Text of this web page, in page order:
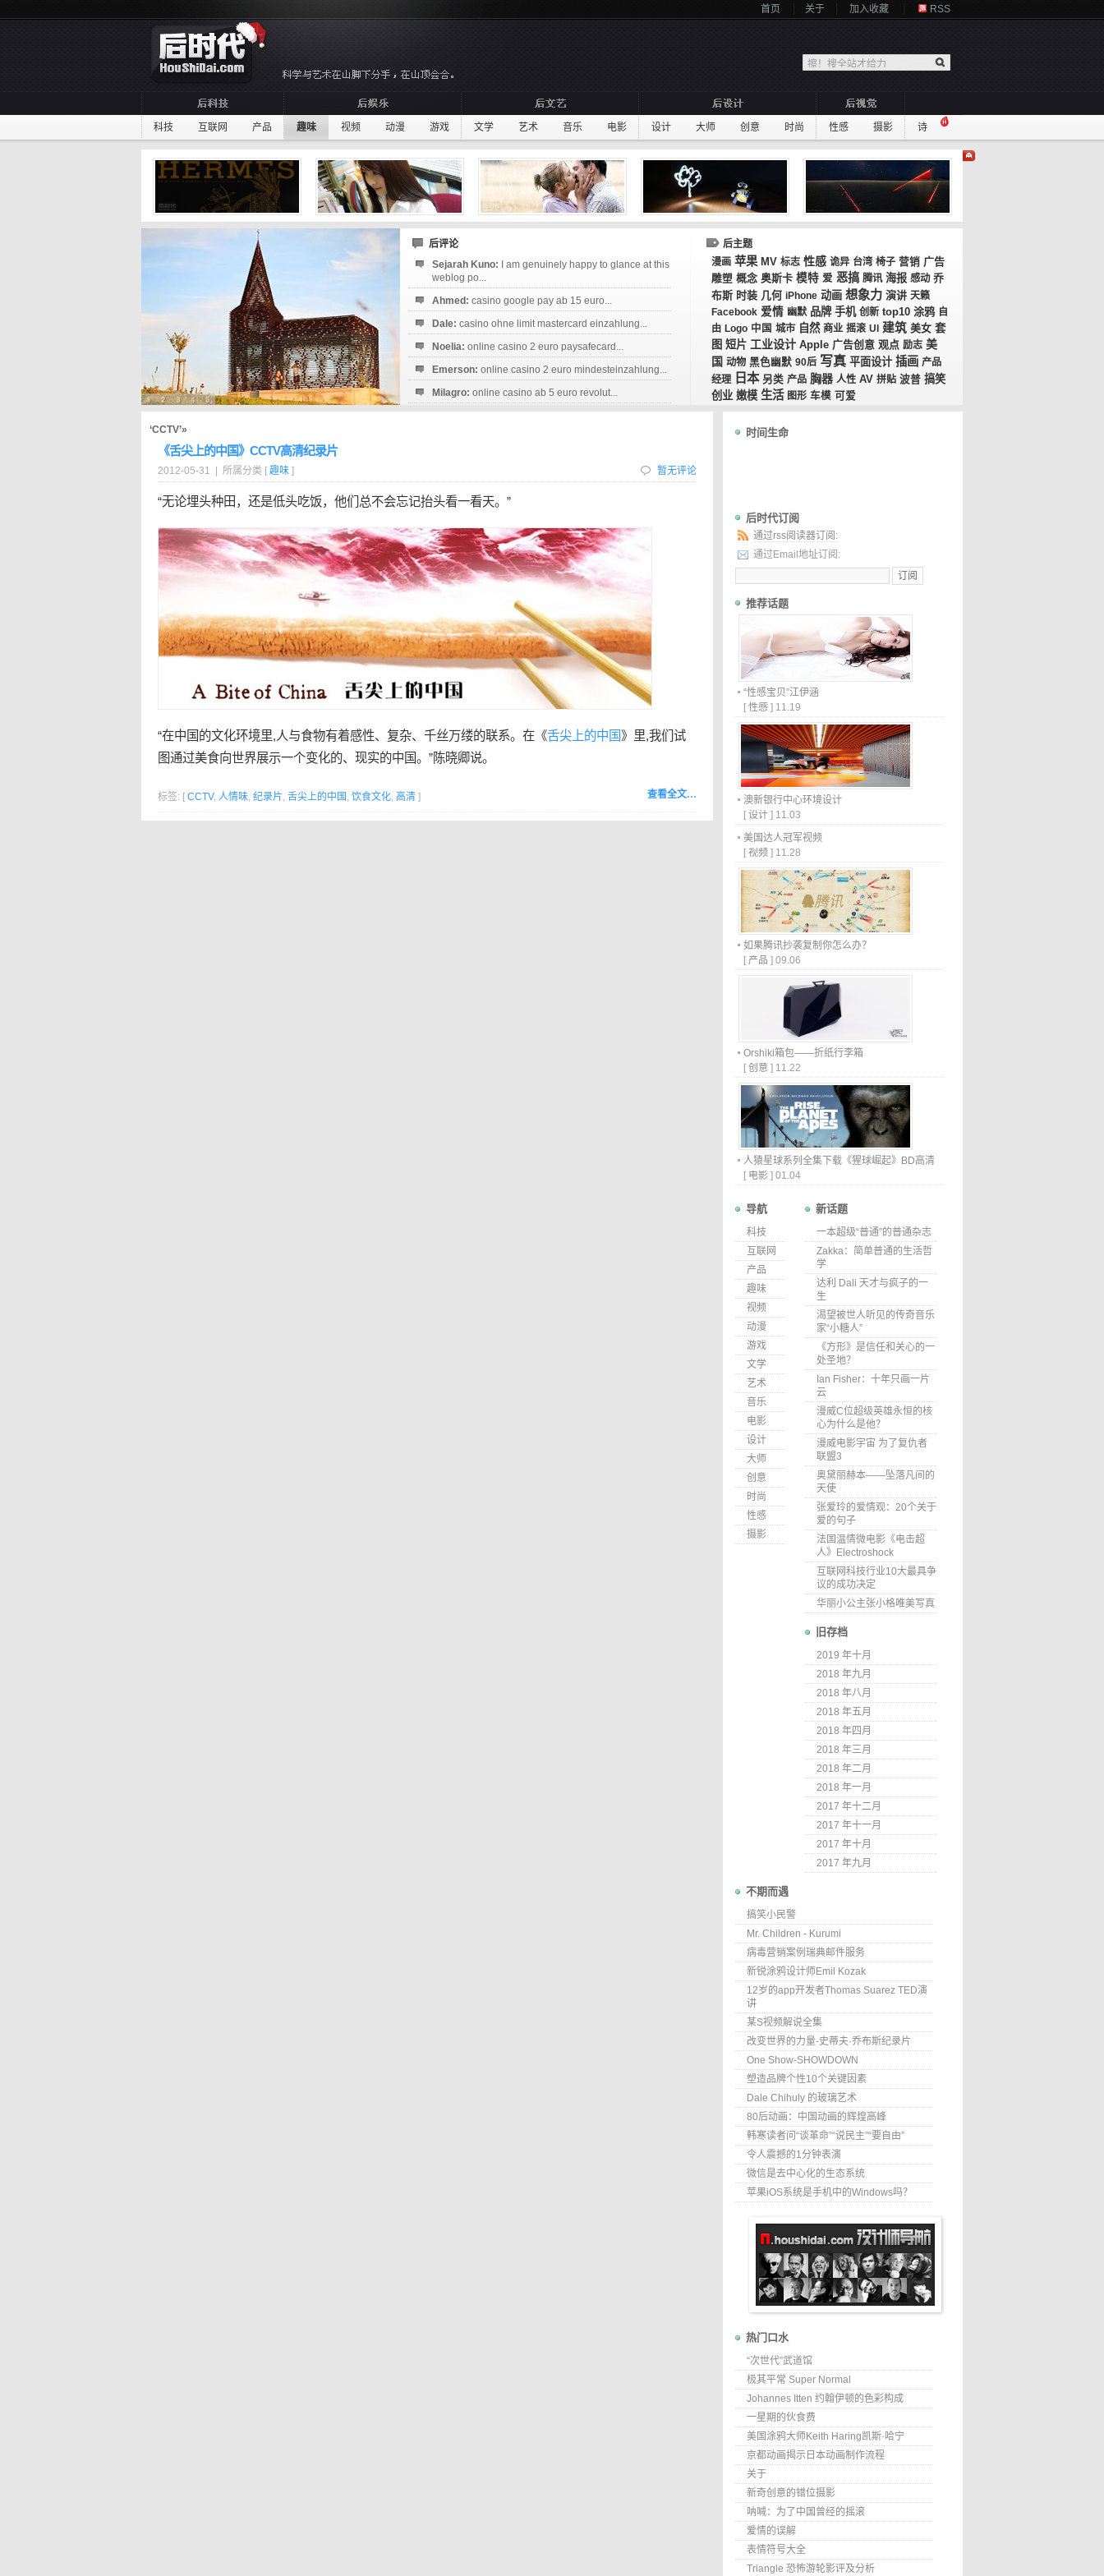
首页 关于 加入收藏 RSS
科技 互联网 产品 趣味 视频 动漫 游戏 文学 艺术 音乐 电影 设计 大师 创意 时尚 性感 摄影 诗
后评论
Sejarah Kuno:
I am genuinely happy to glance at this
weblog po...
Ahmed: casino google pay ab 15 euro...
Dale: casino ohne limit mastercard einzahlung...
Noelia: online casino 2 euro paysafecard...
Emerson: online casino 2 euro mindesteinzahlung...
Milagro: online casino ab 5 euro revolut...
后主题
漫画 苹果 MV 标志 性感 诡异 台湾 椅子 营销 广告
雕塑 概念 奥斯卡 模特 爱 恶搞 腾讯 海报 感动 乔
布斯 时装 几何 iPhone 动画 想象力 演讲 天籁
Facebook 爱情 幽默 品牌 手机 创新 top10 涂鸦 自
由 Logo 中国 城市 自然 商业 摇滚 UI 建筑 美女 套
图 短片 工业设计 Apple 广告创意 观点 励志 美
国 动物 黑色幽默 90后 写真 平面设计 插画 产品
经理 日本 另类 产品 胸器 人性 AV 拼贴 波普 搞笑
创业 嫩模 生活 图形 车模 可爱
‘CCTV’»
《舌尖上的中国》CCTV高清纪录片
2012-05-31 | 所属分类 [ 趣味 ] 暂无评论
“无论埋头种田，还是低头吃饭，他们总不会忘记抬头看一看天。”
“在中国的文化环境里,人与食物有着感性、复杂、千丝万缕的联系。在《舌尖上的中国 》里,我们试
图通过美食向世界展示一个变化的、现实的中国。”陈晓卿说。
查看全文…
标签: [ CCTV, 人情味, 纪录片, 舌尖上的中国 , 饮食文化, 高清 ]
时间生命
后时代订阅
通过rss阅读器订阅:
通过Email地址订阅:
推荐话题
“性感宝贝”江伊涵
[ 性感 ] 11.19
澳新银行中心环境设计
[ 设计 ] 11.03
美国达人冠军视频
[ 视频 ] 11.28
如果腾讯抄袭复制你怎么办？
[ 产品 ] 09.06
Orshiki箱包——折纸行李箱
[ 创意 ] 11.22
人猿星球系列全集下载《猩球崛起》BD高清
[ 电影 ] 01.04
导航
科技
互联网
产品
趣味
视频
动漫
游戏
文学
艺术
音乐
电影
设计
大师
创意
时尚
性感
摄影
新话题
一本超级“普通”的普通杂志
Zakka：简单普通的生活哲
学
达利 Dali 天才与疯子的一
生
渴望被世人听见的传奇音乐
家“小糖人”
《方形》是信任和关心的一
处圣地？
Ian Fisher：十年只画一片
云
漫威C位超级英雄永恒的核
心为什么是他？
漫威电影宇宙 为了复仇者
联盟3
奥黛丽赫本——坠落凡间的
天使
张爱玲的爱情观：20个关于
爱的句子
法国温情微电影《电击超
人》Electroshock
互联网科技行业10大最具争
议的成功决定
华丽小公主张小格唯美写真
旧存档
2019 年十月
2018 年九月
2018 年八月
2018 年五月
2018 年四月
2018 年三月
2018 年二月
2018 年一月
2017 年十二月
2017 年十一月
2017 年十月
2017 年九月
不期而遇
搞笑小民警
Mr. Children - Kurumi
病毒营销案例瑞典邮件服务
新锐涂鸦设计师Emil Kozak
12岁的app开发者Thomas Suarez TED演
讲
某S视频解说全集
改变世界的力量-史蒂夫·乔布斯纪录片
One Show-SHOWDOWN
塑造品牌个性10个关键因素
Dale Chihuly 的玻璃艺术
80后动画：中国动画的辉煌高峰
韩寒读者问“谈革命”“说民主”“要自由”
令人震撼的1分钟表演
微信是去中心化的生态系统
苹果iOS系统是手机中的Windows吗？
热门口水
“次世代”武道馆
极其平常 Super Normal
Johannes Itten 约翰伊顿的色彩构成
一星期的伙食费
美国涂鸦大师Keith Haring凯斯·哈宁
京都动画揭示日本动画制作流程
关于
新奇创意的错位摄影
呐喊：为了中国曾经的摇滚
爱情的误解
表情符号大全
Triangle 恐怖游轮影评及分析